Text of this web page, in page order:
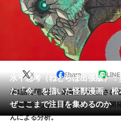
地
教
リ
会員記事
メディア
注目記事を集めた総合ページ
水平思考（ねとらぼ出張版）
た「今」を描いた怪獣漫画 松
ぜここまで注目を集めるのか
X Share LINE
第1話公開以降、最新話が更新され
『怪獣8号』の魅力とは。ゲーム開
んによる分析。